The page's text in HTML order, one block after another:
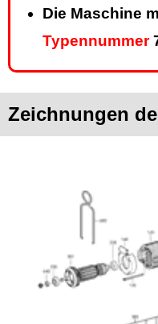
Die Maschine
Typennummer
Zeichnungen